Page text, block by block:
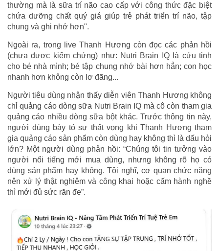
thường mà là sữa trí não cao cấp với công thức đặc biệt
chứa dưỡng chất quý giá giúp trẻ phát triển trí não, tập
chung và ghi nhớ hơn".
Ngoài ra, trong live Thanh Hương còn đọc các phản hồi
(chưa được kiểm chứng) như: Nutri Brain IQ là cứu tinh
cho bé nhà mình; bé tập chung nhớ bài hơn hẳn; con học
nhanh hơn không còn lơ đãng...
Người tiêu dùng nhận thấy diễn viên Thanh Hương không
chỉ quảng cáo dòng sữa Nutri Brain IQ mà cô còn tham gia
quảng cáo nhiều dòng sữa bột khác. Trước thông tin này,
người dùng bày tỏ sự thất vọng khi Thanh Hương tham
gia quảng cáo sản phẩm còn dùng hay không thì là dấu hỏi
lớn? Một người dùng phản hồi: “Chúng tôi tin tưởng vào
người nổi tiếng mới mua dùng, nhưng không rõ họ có
dùng sản phẩm hay không. Tôi nghĩ, cơ quan chức năng
nên xử lý thật nghiêm và công khai hoặc cấm hành nghề
thì mới đủ sức răn đe”.